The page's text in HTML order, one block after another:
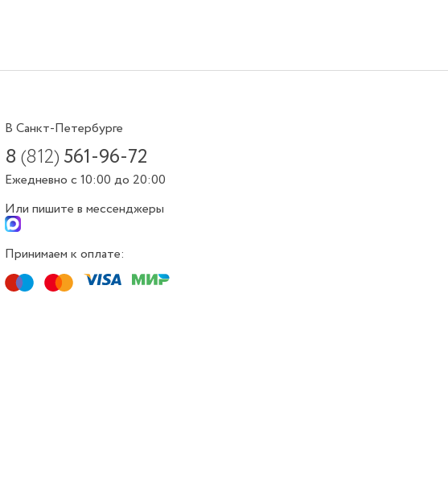
В Санкт-Петербурге
8(812) 561-96-72
Ежедневно с 10:00 до 20:00
Или пишите в мессенджеры
Принимаем к оплате: